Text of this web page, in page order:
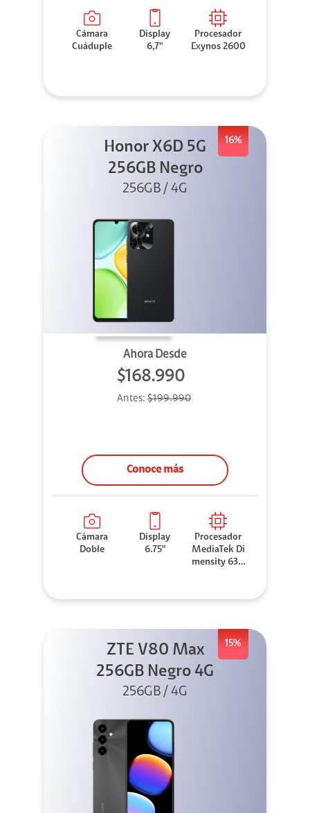
Cámara
Cuáduple
Display
6,7"
Procesador
Exynos 2600
16%
Honor X6D 5G
256GB Negro
256GB / 4G
Ahora Desde
$168.990
Antes: $199.990
Conoce más
Cámara
Doble
Display
6.75"
Procesador
MediaTek Di
mensity 630
15%
ZTE V80 Max
256GB Negro 4G
256GB / 4G